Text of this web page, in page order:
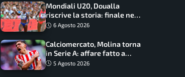
Mondiali U20, Doualla
riscrive la storia: finale nei
100 metri dopo trent’anni
6 Agosto 2026
Calciomercato, Molina torna
in Serie A: affare fatto a
cifre sorprendenti
5 Agosto 2026